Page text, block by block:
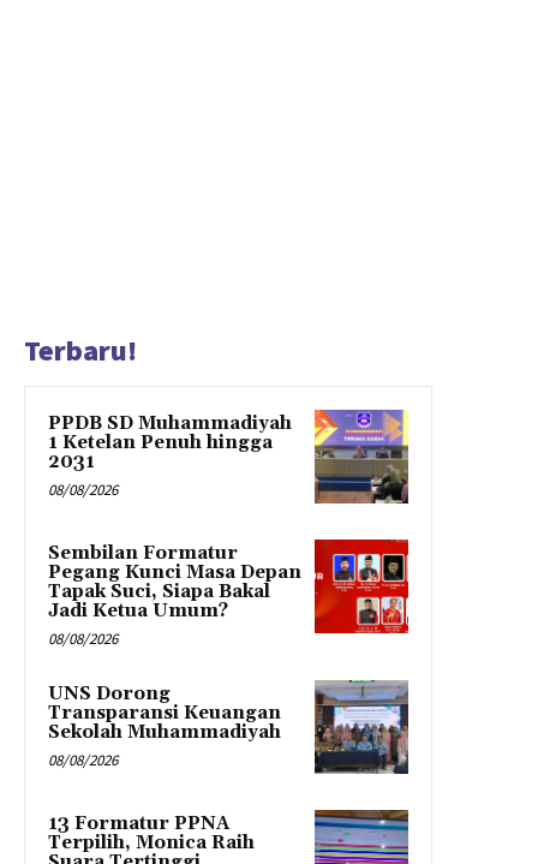
Terbaru!
PPDB SD Muhammadiyah
1 Ketelan Penuh hingga
2031
08/08/2026
Sembilan Formatur
Pegang Kunci Masa Depan
Tapak Suci, Siapa Bakal
Jadi Ketua Umum?
08/08/2026
UNS Dorong
Transparansi Keuangan
Sekolah Muhammadiyah
08/08/2026
13 Formatur PPNA
Terpilih, Monica Raih